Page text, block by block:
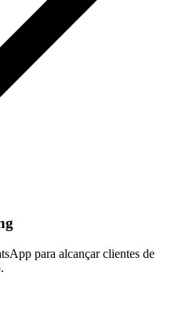
para alcançar clientes de